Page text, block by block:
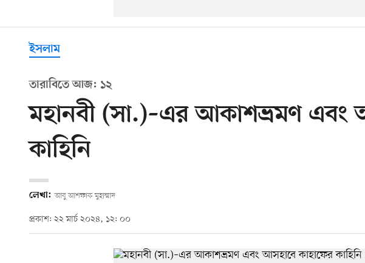
ইসলাম
তারাবিতে আজ: ১২
মহানবী (সা.)–এর আকাশভ্রমণ এবং
কাহিনি
লেখা: আবু আশফাক মুহাম্মাদ
প্রকাশ: ২২ মার্চ ২০২৪, ১২: ০০